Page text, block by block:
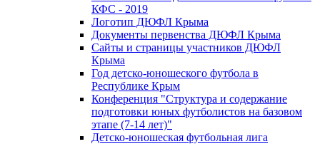
КФС - 2019
Логотип ДЮФЛ Крыма
Документы первенства ДЮФЛ Крыма
Сайты и страницы участников ДЮФЛ
Крыма
Год детско-юношеского футбола в
Республике Крым
Конференция "Структура и содержание
подготовки юных футболистов на базовом
этапе (7-14 лет)"
Детско-юношеская футбольная лига